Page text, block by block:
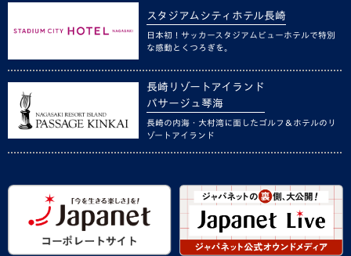
スタジアムシティホテル長崎
日本初！サッカースタジアムビューホテルで特別
な感動とくつろぎを。
長崎リゾートアイランド
パサージュ琴海
長崎の内海・大村湾に面したゴルフ＆ホテルのリ
ゾートアイランド